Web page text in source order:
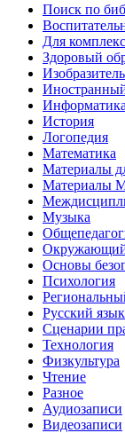
Поиск по
Для
Здоровый
Информатика
История
Логопедия
Математика
Материалы
Материалы
Музыка
Основы
Психология
Русский язык
Сценарии
Технология
Физкультура
Чтение
Разное
Аудиозаписи
Видеозаписи